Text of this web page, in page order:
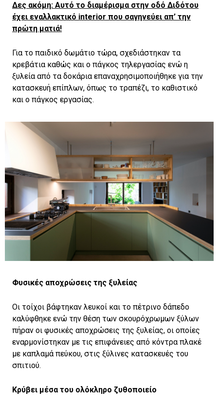
Δες ακόμη: Αυτό το διαμέρισμα στην οδό Διδότου
έχει εναλλακτικό interior που σαγηνεύει απ’ την
πρώτη ματιά!
Για το παιδικό δωμάτιο τώρα, σχεδιάστηκαν τα
κρεβάτια καθώς και ο πάγκος τηλεργασίας ενώ η
ξυλεία από τα δοκάρια επαναχρησιμοποιήθηκε για την
κατασκευή επίπλων, όπως το τραπέζι, το καθιστικό
και ο πάγκος εργασίας.
Φυσικές αποχρώσεις της ξυλείας
Οι τοίχοι βάφτηκαν λευκοί και το πέτρινο δάπεδο
καλύφθηκε ενώ την θέση των σκουρόχρωμων ξύλων
πήραν οι φυσικές αποχρώσεις της ξυλείας, οι οποίες
εναρμονίστηκαν με τις επιφάνειες από κόντρα πλακέ
με καπλαμά πεύκου, στις ξύλινες κατασκευές του
σπιτιού.
Κρύβει μέσα του ολόκληρο ζυθοποιείο